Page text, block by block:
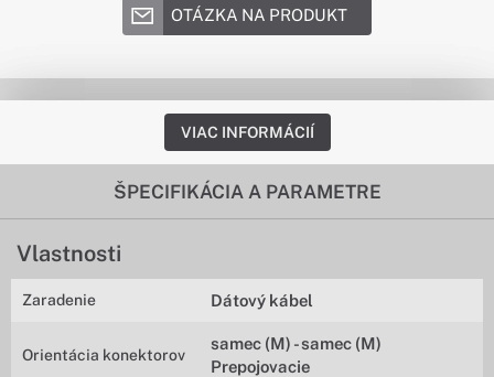
OTÁZKA NA PRODUKT
VIAC INFORMÁCIÍ
ŠPECIFIKÁCIA A PARAMETRE
Vlastnosti
Zaradenie Dátový kábel
Orientácia konektorov
samec (M) - samec (M)
Prepojovacie